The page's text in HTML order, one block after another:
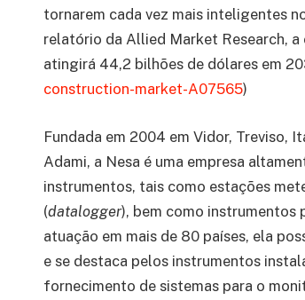
tornarem cada vez mais inteligentes
relatório da Allied Market Research, a
atingirá 44,2 bilhões de dólares em
construction-market-A07565)
Fundada em 2004 em Vidor, Treviso,
Adami, a Nesa é uma empresa
instrumentos, tais como estações
(datalogger), bem como instrumentos
atuação em mais de 80 países, ela
e se destaca pelos instrumentos
fornecimento de sistemas para o